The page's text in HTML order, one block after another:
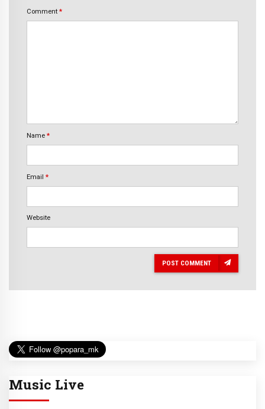
Comment *
Name *
Email *
Website
POST COMMENT
Music Live